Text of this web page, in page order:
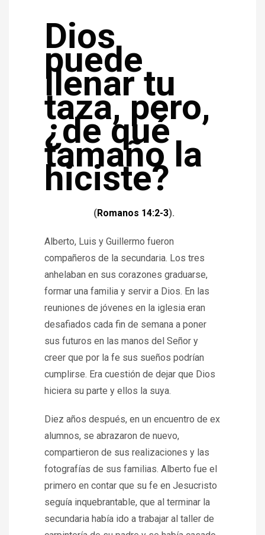
Dios
puede
llenar tu
taza, pero,
¿de qué
tamaño la
hiciste?
(Romanos 14:2-3).
Alberto, Luis y Guillermo fueron
compañeros de la secundaria. Los tres
anhelaban en sus corazones graduarse,
formar una familia y servir a Dios. En las
reuniones de jóvenes en la iglesia eran
desafiados cada fin de semana a poner
sus futuros en las manos del Señor y
creer que por la fe sus sueños podrían
cumplirse. Era cuestión de dejar que Dios
hiciera su parte y ellos la suya.
Diez años después, en un encuentro de ex
alumnos, se abrazaron de nuevo,
compartieron de sus realizaciones y las
fotografías de sus familias. Alberto fue el
primero en contar que su fe en Jesucristo
seguía inquebrantable, que al terminar la
secundaria había ido a trabajar al taller de